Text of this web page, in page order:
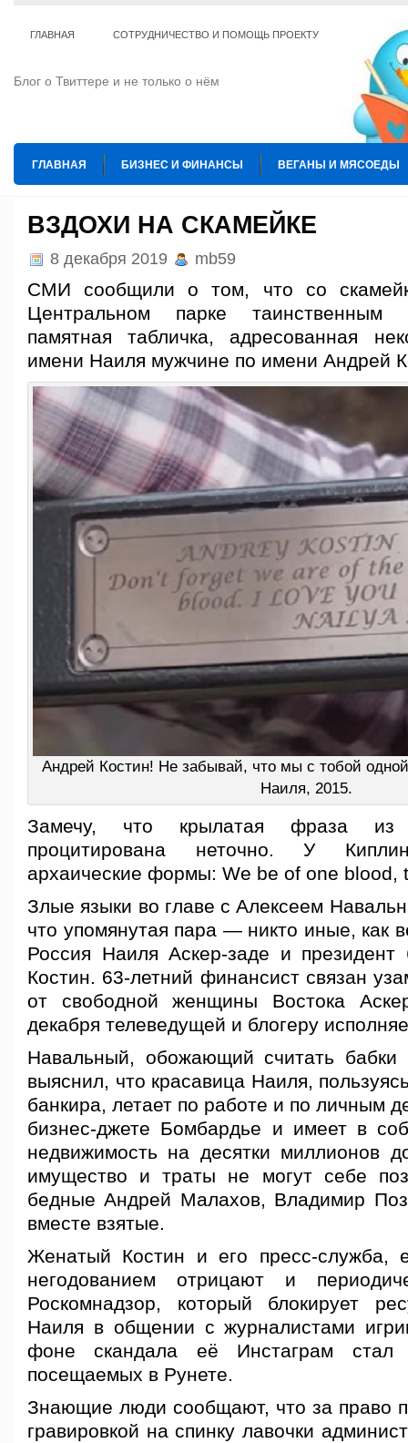
ГЛАВНАЯ СОТРУДНИЧЕСТВО И ПОМОЩЬ ПРОЕКТУ
Блог о Твиттере и не только о нём
ГЛАВНАЯ БИЗНЕС И ФИНАНСЫ ВЕГАНЫ И МЯСОЕДЫ
ВЗДОХИ НА СКАМЕЙКЕ
8 декабря 2019 mb59
СМИ сообщили о том, что со
Центральном парке таинственным
памятная табличка, адресованная
имени Наиля мужчине по имени Андрей
Андрей Костин! Не забывай, что мы с тобой
Наиля, 2015.
Замечу, что крылатая фраза из
процитирована неточно. У
архаические формы: We be of one blood,
Злые языки во главе с Алексеем
что упомянутая пара — никто иные, как
Россия Наиля Аскер-заде и
Костин. 63-летний финансист связан
от свободной женщины Востока
декабря телеведущей и блогеру
Навальный, обожающий считать бабки
выяснил, что красавица Наиля,
банкира, летает по работе и по личным
бизнес-джете Бомбардье и имеет в
недвижимость на десятки миллионов
имущество и траты не могут себе
бедные Андрей Малахов, Владимир
вместе взятые.
Женатый Костин и его пресс-служба,
негодованием отрицают и
Роскомнадзор, который блокирует
Наиля в общении с журналистами
фоне скандала её Инстаграм
посещаемых в Рунете.
Знающие люди сообщают, что за право
гравировкой на спинку лавочки